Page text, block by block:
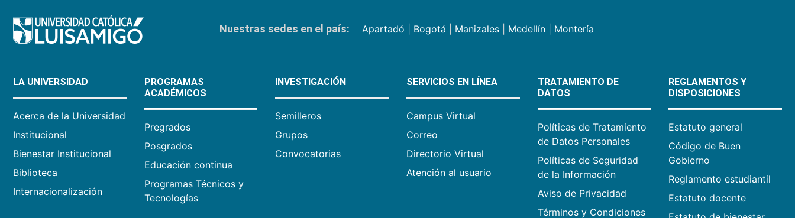
Nuestras sedes en el país: Apartadó Bogotá Manizales| Medellín| Montería
LA UNIVERSIDAD
Acerca de la Universidad
Institucional
Bienestar Institucional
Biblioteca
Internacionalización
PROGRAMAS
ACADÉMICOS
Pregrados
Posgrados
Educación continua
Programas Técnicos y
Tecnologías
INVESTIGACIÓN
Semilleros
Grupos
Convocatorias
SERVICIOS EN LÍNEA
Campus Virtual
Correo
Directorio Virtual
Atención al usuario
TRATAMIENTO DE
DATOS
Políticas de Tratamiento
de Datos Personales
Políticas de Seguridad
de la Información
Aviso de Privacidad
Términos y Condiciones
REGLAMENTOS Y
DISPOSICIONES
Estatuto general
Código de Buen
Gobierno
Reglamento estudiantil
Estatuto docente